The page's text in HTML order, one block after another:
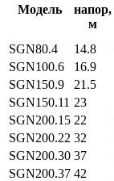
Модель
напор,
м
SGN80.4 14.8
SGN100.6
16.9
SGN150.9
21.5
SGN150.11 23
SGN200.15 22
SGN200.22 32
SGN200.30 37
SGN200.37 42